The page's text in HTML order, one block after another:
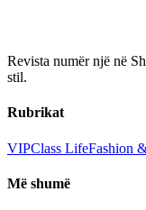
Revista numër një në
stil.
Rubrikat
VIPClass LifeFashion
Më shumë